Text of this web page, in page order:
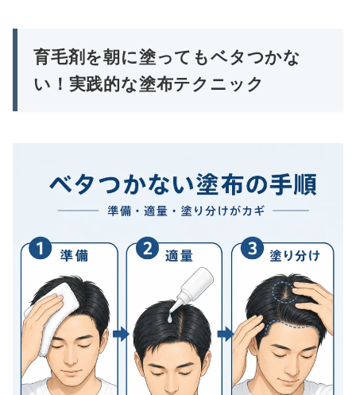
育毛剤を朝に塗ってもベタつかな
い！実践的な塗布テクニック